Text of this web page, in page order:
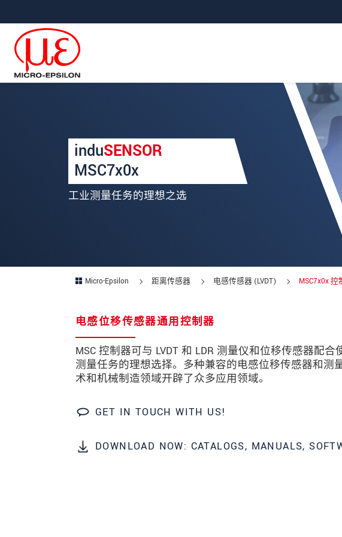
induSENSOR
MSC7x0x
工业测量任务的理想之选
Micro-Epsilon 距离传感器 电感传感器 (LVDT) MSC7x0x 控
电感位移传感器通用控制器
MSC 控制器可与 LVDT 和 LDR 测量仪和位移传感器配
测量任务的理想选择。多种兼容的电感位移传感器和测
术和机械制造领域开辟了众多应用领域。
GET IN TOUCH WITH US!
DOWNLOAD NOW: CATALOGS, MANUALS,
Your request for: MSC7x0x 控制器
称谓*
名*
街道
城市*
国家*
电话